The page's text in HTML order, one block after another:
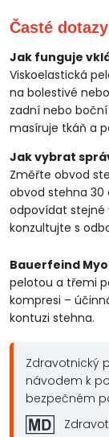
Časté dotazy
Jak funguje
Viskoelastická
na bolestivé
zadní nebo
masíruje tkáň a
Jak vybrat
Změřte obvod
obvod stehna
odpovídat stejné
konzultujte s
Bauerfeind
pelotou a třemi
kompresi –
kontuzi stehna.
Zdravotnický
návodem k
bezpečném